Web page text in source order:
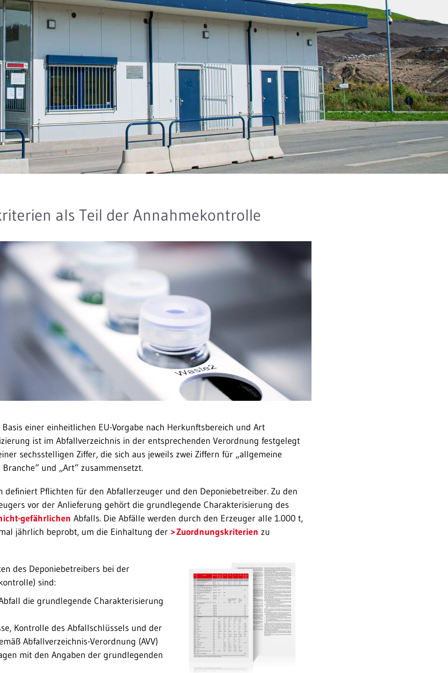
als Teil der Annahmekontrolle
einer einheitlichen EU-Vorgabe nach Herkunfts­bereich und Art
ist im Abfall­verzeichnis in der entsprechenden Verordnung festgelegt
sechsstelligen Ziffer, die sich aus jeweils zwei Ziffern für „allgemeine
und „Art“ zusammensetzt.
definiert Pflichten für den Abfall­erzeuger und den Deponie­betreiber. Zu den
vor der Anlieferung gehört die grundlegende Charakterisierung des
gefährlichen Abfalls. Die Abfälle werden durch den Erzeuger alle 1.000 t,
jährlich beprobt, um die Einhaltung der
Zuordnungskriterien zu
des Deponiebetreibers bei der
sind:
die grundlegende Charakterisierung
Kontrolle des Abfallschlüssels und der
Abfallverzeichnis-Verordnung (AVV)
mit den Angaben der grundlegenden